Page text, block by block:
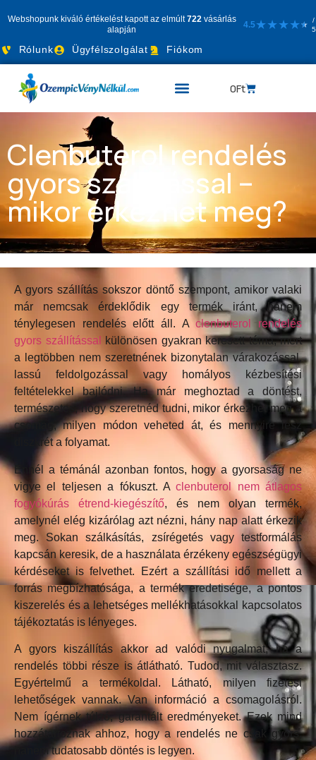
Webshopunk kiváló értékelést kapott az elmúlt722vásárlás
alapján
4.5 ★★★★★
★
/
5
Rólunk Ügyfélszolgálat Fiókom
0Ft
Clenbuterol rendelés
gyors szállítással –
mikor érkezhet meg?
A gyors szállítás sokszor döntő szempont, amikor valaki
már nemcsak érdeklődik egy termék iránt, hanem
ténylegesen rendelés előtt áll. Aclenbuterol rendelés
gyors szállítással
különösen gyakran keresett téma, mert
a legtöbben nem szeretnének bizonytalan várakozással,
lassú feldolgozással vagy homályos kézbesítési
feltételekkel bajlódni. Ha már meghoztad a döntést,
természetes, hogy szeretnéd tudni, mikor érkezhet meg a
csomag, milyen módon veheted át, és mennyire lesz
diszkrét a folyamat.
Ennél a témánál azonban fontos, hogy a gyorsaság ne
vigye el teljesen a fókuszt. Aclenbuterol nem átlagos
fogyókúrás étrend-kiegészítő, és nem olyan termék,
amelynél elég kizárólag azt nézni, hány nap alatt érkezik
meg. Sokan szálkásítás, zsírégetés vagy testformálás
kapcsán keresik, de a használata érzékeny egészségügyi
kérdéseket is felvethet. Ezért a szállítási idő mellett a
forrás megbízhatósága, a termék eredetisége, a pontos
kiszerelés és a lehetséges mellékhatásokkal kapcsolatos
tájékoztatás is lényeges.
A gyors kiszállítás akkor ad valódi nyugalmat, ha a
rendelés többi része is átlátható. Tudod, mit választasz.
Egyértelmű a termékoldal. Látható, milyen fizetési
lehetőségek vannak. Van információ a csomagolásról.
Nem ígérnek túlzó, garantált eredményeket. Ezek mind
hozzátartoznak ahhoz, hogy a rendelés ne csak gyors,
hanem tudatosabb döntés is legyen.